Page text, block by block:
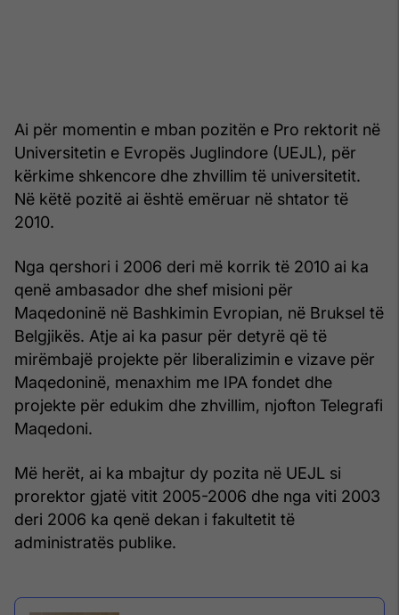
Ai për momentin e mban pozitën e Pro rektorit në
Universitetin e Evropës Juglindore (UEJL), për
kërkime shkencore dhe zhvillim të universitetit.
Në këtë pozitë ai është emëruar në shtator të
2010.
Nga qershori i 2006 deri më korrik të 2010 ai ka
qenë ambasador dhe shef misioni për
Maqedoninë në Bashkimin Evropian, në Bruksel të
Belgjikës. Atje ai ka pasur për detyrë që të
mirëmbajë projekte për liberalizimin e vizave për
Maqedoninë, menaxhim me IPA fondet dhe
projekte për edukim dhe zhvillim, njofton Telegrafi
Maqedoni.
Më herët, ai ka mbajtur dy pozita në UEJL si
prorektor gjatë vitit 2005-2006 dhe nga viti 2003
deri 2006 ka qenë dekan i fakultetit të
administratës publike.